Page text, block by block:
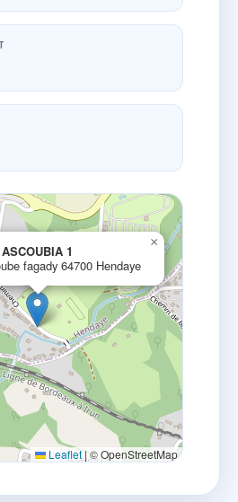
1
fagady 64700 Hendaye
×
Leaflet | © OpenStreetMap